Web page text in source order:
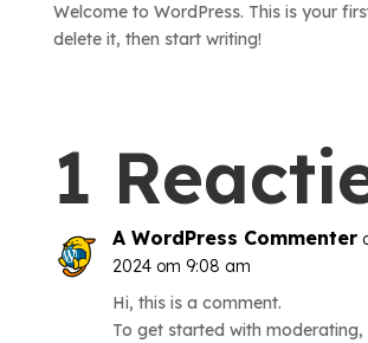
Welcome to WordPress. This is your
delete it, then start writing!
1
A WordPress Commenter
2024 om 9:08 am
Hi, this is a comment.
To get started with moderating,